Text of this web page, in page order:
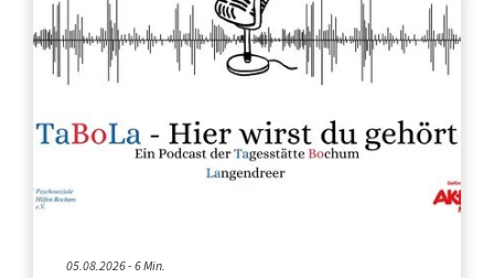
05.08.2026 - 6 Min.